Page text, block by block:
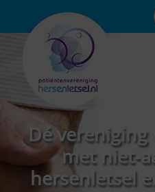
Dé
met niet-
hersenletsel